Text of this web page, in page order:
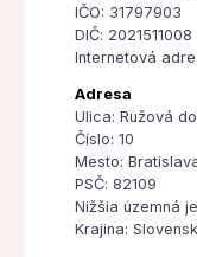
IČO: 31797903
DIČ: 2021511008
Internetová
Adresa
Ulica: Ružová
Číslo: 10
Mesto:
PSČ: 82109
Nižšia územná
Krajina: